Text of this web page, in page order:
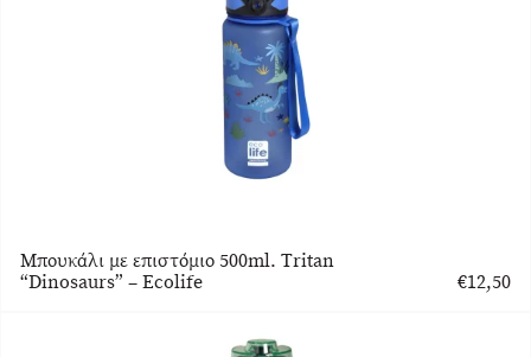
Μπουκάλι με επιστόμιο 500ml. Tritan
“Dinosaurs” – Ecolife
€12,50